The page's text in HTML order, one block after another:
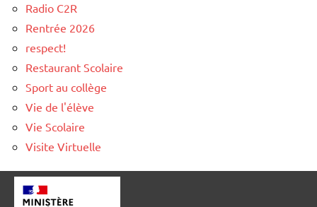
Radio C2R
Rentrée 2026
respect!
Restaurant Scolaire
Sport au collège
Vie de l'élève
Vie Scolaire
Visite Virtuelle